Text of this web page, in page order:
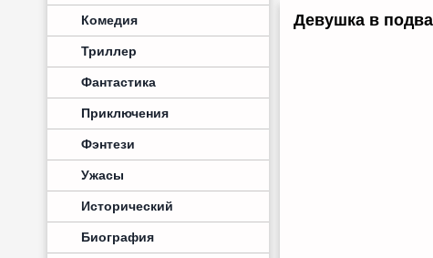
Комедия
Триллер
Фантастика
Приключения
Фэнтези
Ужасы
Исторический
Биография
Девушка в